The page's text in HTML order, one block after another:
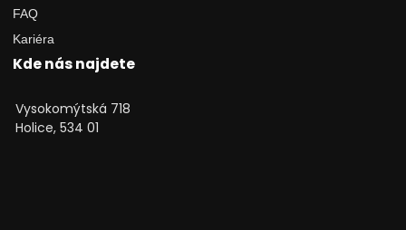
FAQ
Kariéra
Kde nás najdete
Vysokomýtská 718
Holice, 534 01